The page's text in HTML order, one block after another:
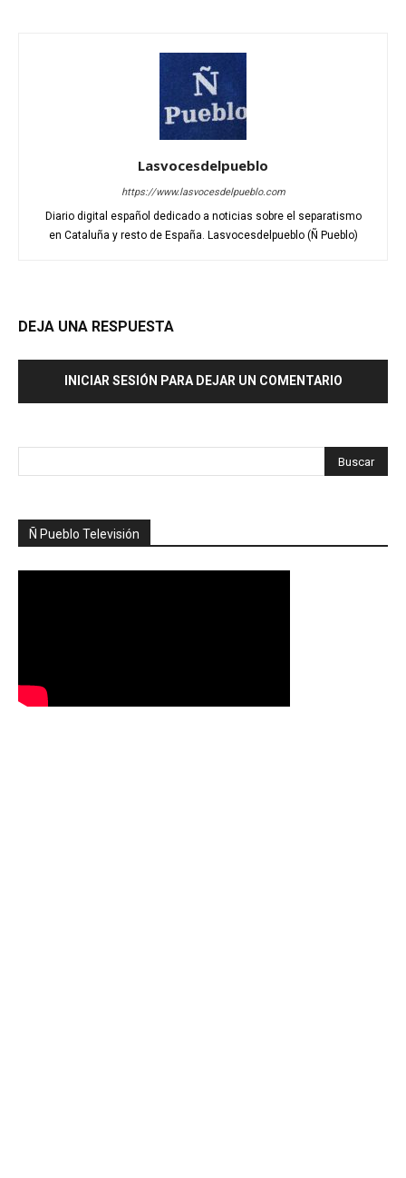
Lasvocesdelpueblo
https://www.lasvocesdelpueblo.com
Diario digital español dedicado a noticias sobre el separatismo
en Cataluña y resto de España. Lasvocesdelpueblo (Ñ Pueblo)
DEJA UNA RESPUESTA
INICIAR SESIÓN PARA DEJAR UN COMENTARIO
Ñ Pueblo Televisión